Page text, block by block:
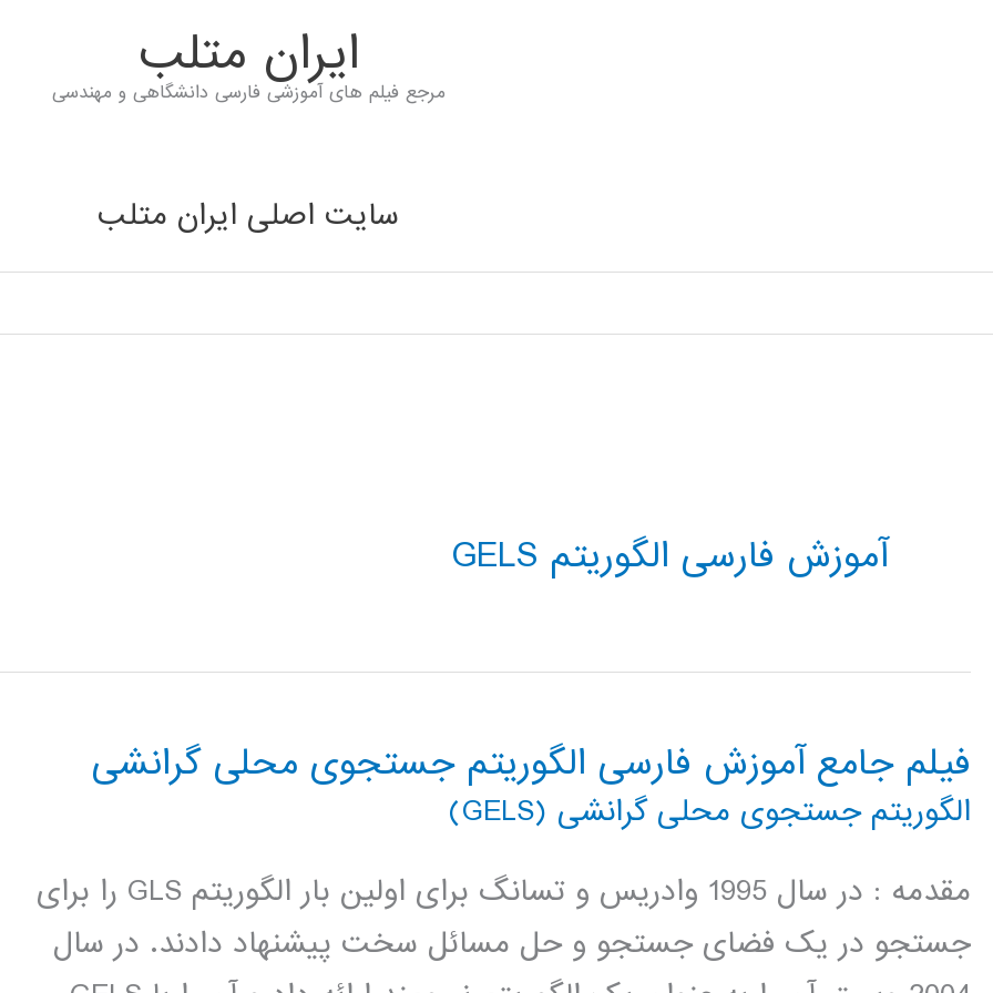
ايران متلب
مرجع فیلم های آموزشی فارسی دانشگاهی و مهندسی
سایت اصلی ایران متلب
آموزش فارسی الگوریتم GELS
فیلم جامع آموزش فارسی الگوریتم جستجوی محلی گرانشی
الگوریتم جستجوی محلی گرانشی (GELS)
مقدمه : در سال 1995 وادریس و تسانگ برای اولین بار الگوریتم GLS را برای
جستجو در یک فضای جستجو و حل مسائل سخت پیشنهاد دادند. در سال